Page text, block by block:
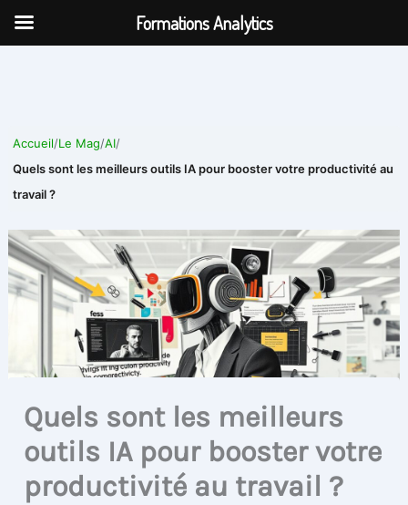
Aller
Accueil/Le Mag/AI/
Quels sont les meilleurs outils IA pour booster votre productivité au
travail ?
Quels sont les meilleurs
outils IA pour booster votre
productivité au travail ?
Formations Analytics